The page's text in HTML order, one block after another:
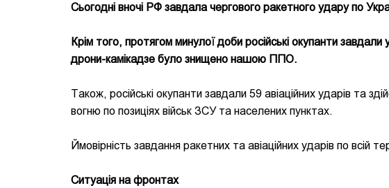
Сьогодні вночі РФ завдала чергового ракетного удару по
Крім того, протягом минулої доби російські окупанти
дрони-камікадзе було знищено нашою ППО.
Також, російські окупанти завдали 59 авіаційних ударів та
вогню по позиціях військ ЗСУ та населених пунктах.
Ймовірність завдання ракетних та авіаційних ударів по всій
Ситуація на фронтах